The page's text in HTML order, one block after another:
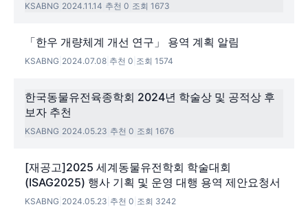
KSABNG 2024.11.14 추천 0 조회 1673
「한우 개량체계 개선 연구」 용역 계획 알림
KSABNG 2024.07.08 추천 0 조회 1574
한국동물유전육종학회 2024년 학술상 및 공적상 후
보자 추천
KSABNG 2024.05.23 추천 0 조회 1676
[재공고]2025 세계동물유전학회 학술대회
(ISAG2025) 행사 기획 및 운영 대행 용역 제안요청서
KSABNG 2024.05.23 추천 0 조회 3242